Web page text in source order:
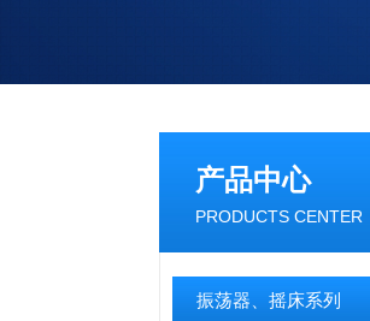
产品中心
PRODUCTS CENTER
振荡器、摇床系列